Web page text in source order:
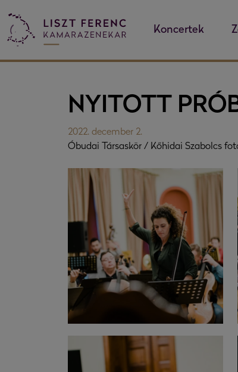
Koncertek
NYITOTT
2022. december 2.
Óbudai Társaskör / Kőhidai Szabolcs